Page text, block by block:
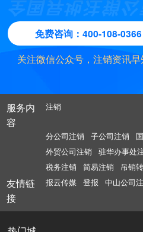
算期间，公司存续，但
动。公司财产在未按前
东。
五、清算组在清理公司
单后，发现公司财产
法院申请宣告破产。
公司经人民法院裁定宣
六、公司清算结束后，
东会、股东大会或者人
关，申请注销公司登记
免费咨询：400-108-0366
关注微信公众号，注销资讯早
服务内
容
注销
分公司注销 子公司注销
外贸公司注销
驻华办事处
税务注销
简易注销 吊销
友情链
接
报云传媒 登报 中山公司